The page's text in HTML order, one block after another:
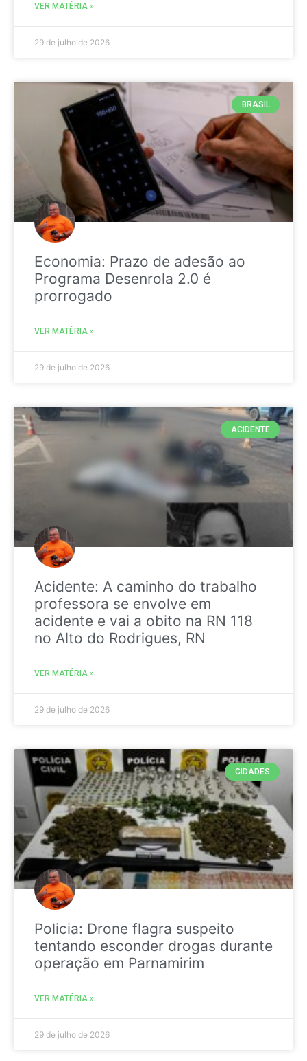
VER MATÉRIA »
29 de julho de 2026
BRASIL
Economia: Prazo de adesão ao
Programa Desenrola 2.0 é
prorrogado
VER MATÉRIA »
29 de julho de 2026
ACIDENTE
Acidente: A caminho do trabalho
professora se envolve em
acidente e vai a obito na RN 118
no Alto do Rodrigues, RN
VER MATÉRIA »
29 de julho de 2026
CIDADES
Policia: Drone flagra suspeito
tentando esconder drogas durante
operação em Parnamirim
VER MATÉRIA »
29 de julho de 2026